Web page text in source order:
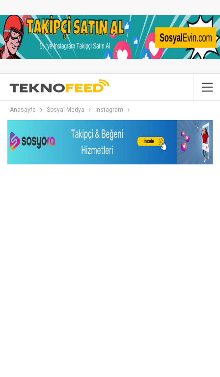
Anasayfa Sosyal Medya İnstagram